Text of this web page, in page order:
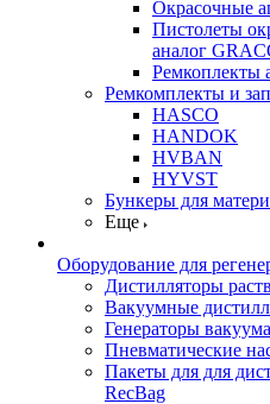
Окрасочные
Пистолеты
аналог
Ремкоплекты
Ремкомплекты и
HASCO
HANDOK
HVBAN
HYVST
Бункеры для
Еще
Оборудование для
Дистилляторы
Вакуумные
Генераторы вакуума
Пневматические
Пакеты для для
RecBag